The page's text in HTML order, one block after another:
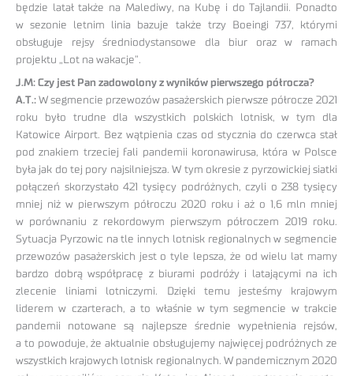
będzie latał także na Malediwy, na Kubę i do Tajlandii. Ponadto
w sezonie letnim linia bazuje także trzy Boeingi 737, którymi
obsługuje rejsy średniodystansowe dla biur oraz w ramach
projektu „Lot na wakacje”.
J.M: Czy jest Pan zadowolony z wyników pierwszego półrocza?
A.T.: W segmencie przewozów pasażerskich pierwsze półrocze 2021
roku było trudne dla wszystkich polskich lotnisk, w tym dla
Katowice Airport. Bez wątpienia czas od stycznia do czerwca stał
pod znakiem trzeciej fali pandemii koronawirusa, która w Polsce
była jak do tej pory najsilniejsza. W tym okresie z pyrzowickiej siatki
połączeń skorzystało 421 tysięcy podróżnych, czyli o 238 tysięcy
mniej niż w pierwszym półroczu 2020 roku i aż o 1,6 mln mniej
w porównaniu z rekordowym pierwszym półroczem 2019 roku.
Sytuacja Pyrzowic na tle innych lotnisk regionalnych w segmencie
przewozów pasażerskich jest o tyle lepsza, że od wielu lat mamy
bardzo dobrą współpracę z biurami podróży i latającymi na ich
zlecenie liniami lotniczymi. Dzięki temu jesteśmy krajowym
liderem w czarterach, a to właśnie w tym segmencie w trakcie
pandemii notowane są najlepsze średnie wypełnienia rejsów,
a to powoduje, że aktualnie obsługujemy najwięcej podróżnych ze
wszystkich krajowych lotnisk regionalnych. W pandemicznym 2020